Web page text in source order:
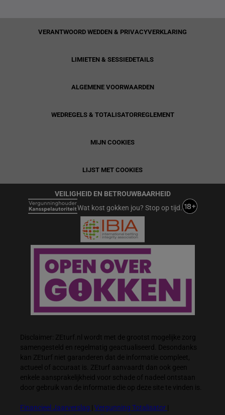
VERANTWOORD WEDDEN & PRIVACYVERKLARING
LIMIETEN & SESSIEDETAILS
ALGEMENE VOORWAARDEN
WEDREGELS & TOTALISATORREGLEMENT
MIJN COOKIES
LIJST MET COOKIES
VEILIGHEID EN BETROUWBAARHEID
Wat kost gokken jou? Stop op tijd.
Disclaimer: ZEturf.nl wordt met de grootst mogelijke zorg
samengesteld en regelmatig geactualiseerd. Desondanks
kan ZEturf niet garanderen dat de informatie compleet,
actueel of accuraat is. ZEturf aanvaardt dan ook geen
enkele aansprakelijkheid voor schade of nadeel ontstaan
door gebruik van de informatie die op deze site te vinden is.
Financieel Jaarverslag Vergunning Totalisator